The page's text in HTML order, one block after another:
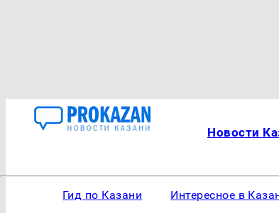
Новости
Гид по Казани Интересное в